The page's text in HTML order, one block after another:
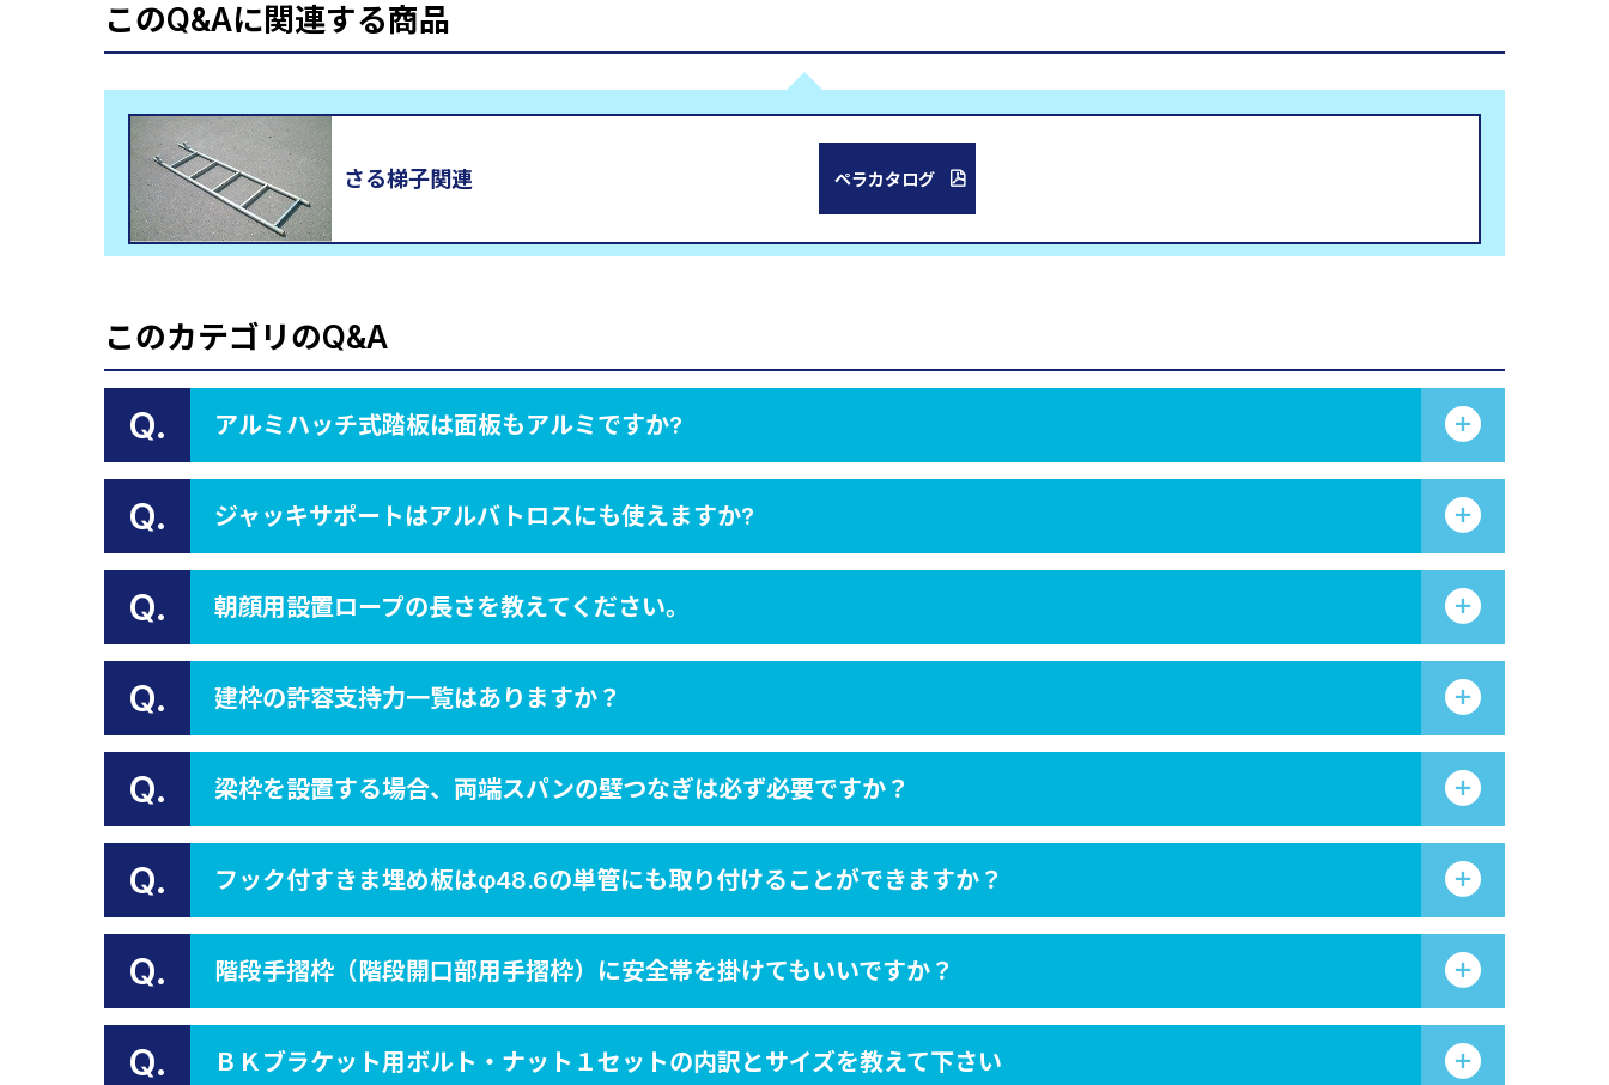
このQ&Aに関連する商品
さる梯子関連 ペラカタログ
このカテゴリのQ&A
Q. アルミハッチ式踏板は面板もアルミですか?
Q. ジャッキサポートはアルバトロスにも使えますか?
Q. 朝顔用設置ロープの長さを教えてください。
Q. 建枠の許容支持力一覧はありますか？
Q. 梁枠を設置する場合、両端スパンの壁つなぎは必ず必要ですか？
Q. フック付すきま埋め板はφ48.6の単管にも取り付けることができますか？
Q. 階段手摺枠（階段開口部用手摺枠）に安全帯を掛けてもいいですか？
Q. ＢＫブラケット用ボルト・ナット１セットの内訳とサイズを教えて下さい